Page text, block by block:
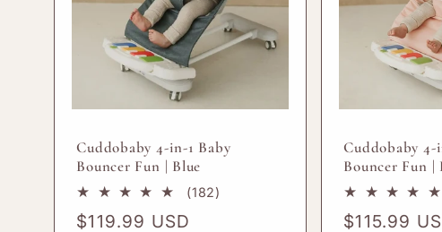
n
Cuddobaby 4-in-1 Baby
Bouncer Fun | Blue
(182)
Prix
$119.99 USD
Cuddobaby 4-
Bouncer Fun |
Prix
$115.99